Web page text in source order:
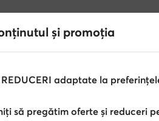
și promoția
adaptate la
să pregătim oferte și reduceri